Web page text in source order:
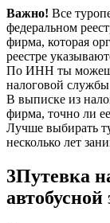
Важно! Все
федеральном
фирма, которая
реестре
По ИНН ты
налоговой
В выписке из
фирма, точно ли
Лучше выбирать
несколько лет
3Путевка
автобусной